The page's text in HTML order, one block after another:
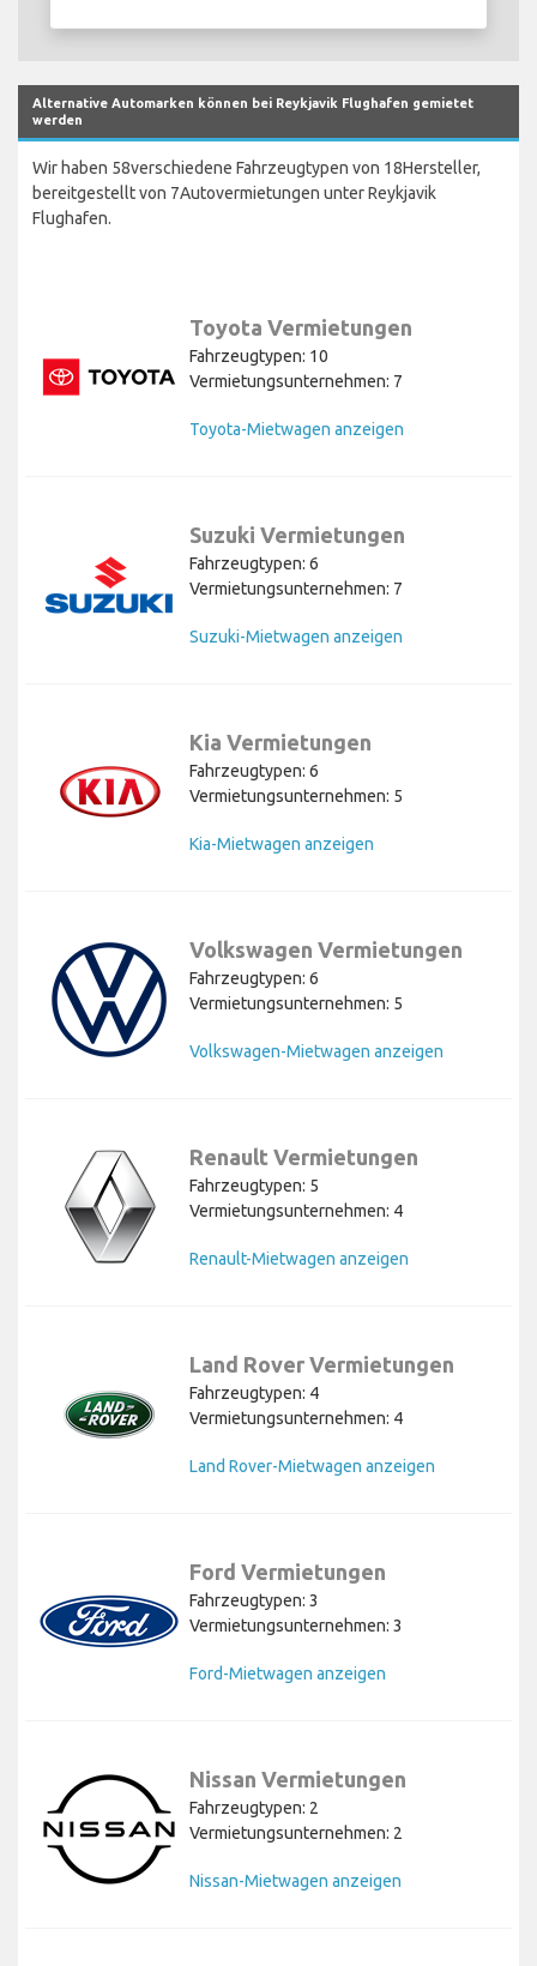
Alternative Automarken können bei Reykjavik Flughafen gemietet
werden
Wir haben 58verschiedene Fahrzeugtypen von 18Hersteller,
bereitgestellt von 7Autovermietungen unter Reykjavik
Flughafen.
Toyota Vermietungen
Fahrzeugtypen: 10
Vermietungsunternehmen: 7
Toyota-Mietwagen anzeigen
Suzuki Vermietungen
Fahrzeugtypen: 6
Vermietungsunternehmen: 7
Suzuki-Mietwagen anzeigen
Kia Vermietungen
Fahrzeugtypen: 6
Vermietungsunternehmen: 5
Kia-Mietwagen anzeigen
Volkswagen Vermietungen
Fahrzeugtypen: 6
Vermietungsunternehmen: 5
Volkswagen-Mietwagen anzeigen
Renault Vermietungen
Fahrzeugtypen: 5
Vermietungsunternehmen: 4
Renault-Mietwagen anzeigen
Land Rover Vermietungen
Fahrzeugtypen: 4
Vermietungsunternehmen: 4
Land Rover-Mietwagen anzeigen
Ford Vermietungen
Fahrzeugtypen: 3
Vermietungsunternehmen: 3
Ford-Mietwagen anzeigen
Nissan Vermietungen
Fahrzeugtypen: 2
Vermietungsunternehmen: 2
Nissan-Mietwagen anzeigen